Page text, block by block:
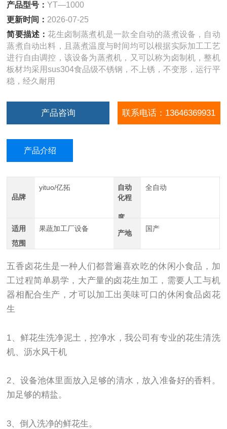
产品型号：YT—1000
更新时间： 2026-07-25
简要描述：花生卤制蒸煮机是一款全自动的蒸煮设备，自动
蒸煮自动出料，且蒸煮温度与时间均可以根据实际加工工艺
进行自由调控，该设备为蒸煮机，又可以称为卤制机，整机
板材均采用sus304食品级不锈钢，不上锈，不变形，运行平
稳，经久耐用
产品咨询 联系电话：13646369931
产品介绍
品牌
yituo/亿拓
自动
化程
度
全自动
适用
范围
果蔬加工厂设备
产地
国产
五香卤花生是一种人们都普遍喜欢吃的休闲小食品，加
工过程简单易学，大产量的卤花生加工，需要人工与机
器相配合生产，才可以加工出美味可口的休闲食品卤花
生
1、鲜花生洗净泥土，控净水，我公司有专业的花生清洗
机、沥水风干机
2、设备池体里面放入足够的清水，放入准备好的香料。
加足够的精盐。
3、倒入洗净的鲜花生。